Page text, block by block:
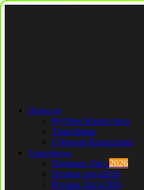
Новости
Футбол Казахстана
Трансферы
Сборная Казахстана
Трансферы
Премьер Лига2026
Первая лига2026
Вторая Лига2026